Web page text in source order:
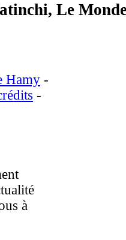
Le
Hamy -
-
à